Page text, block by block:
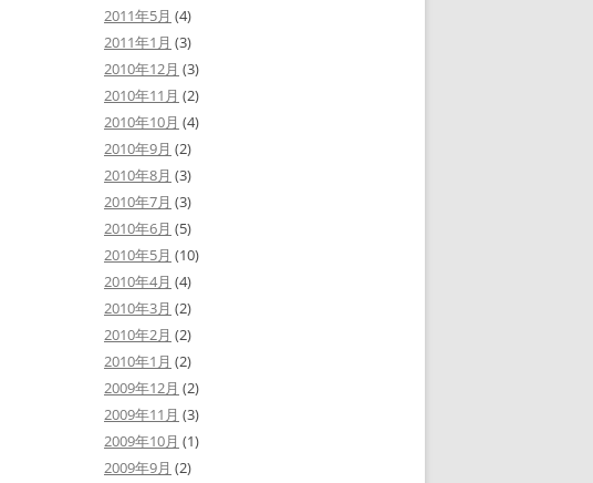
2011年5月 (4)
2011年1月 (3)
2010年12月 (3)
2010年11月 (2)
2010年10月 (4)
2010年9月 (2)
2010年8月 (3)
2010年7月 (3)
2010年6月 (5)
2010年5月 (10)
2010年4月 (4)
2010年3月 (2)
2010年2月 (2)
2010年1月 (2)
2009年12月 (2)
2009年11月 (3)
2009年10月 (1)
2009年9月 (2)